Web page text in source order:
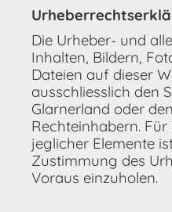
Die Urheber- und
Inhalten, Bildern,
Dateien auf dieser
ausschliesslich den
Glarnerland oder
Rechteinhabern.
jeglicher Elemente
Zustimmung des
Voraus einzuholen.